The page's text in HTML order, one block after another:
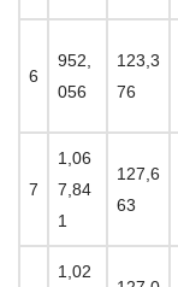
6
952,
056
123,3
76
7
1,06
7,84
1
127,6
63
1,02